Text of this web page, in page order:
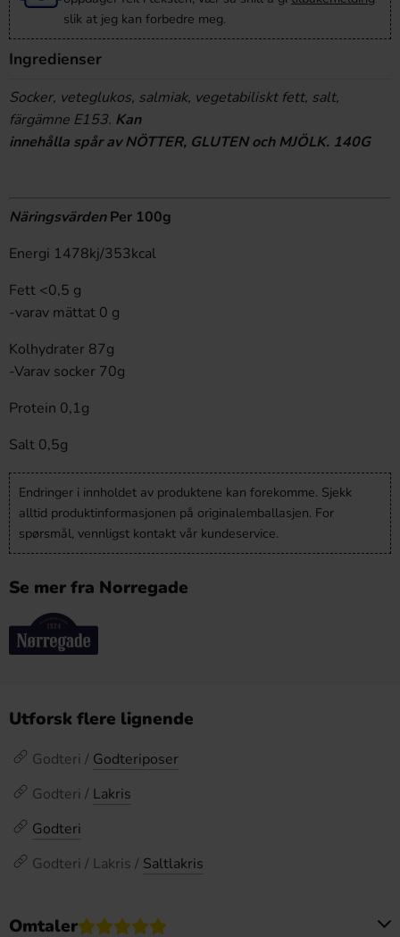
slik at jeg kan forbedre meg.
Ingredienser
Socker, veteglukos, salmiak, vegetabiliskt fett, salt,
färgämne E153. Kan
innehålla spår av NÖTTER, GLUTEN och MJÖLK. 140G
NäringsvärdenPer 100g
Energi 1478kj/353kcal
Fett <0,5 g
-varav mättat 0 g
Kolhydrater 87g
-Varav socker 70g
Protein 0,1g
Salt 0,5g
Endringer i innholdet av produktene kan forekomme. Sjekk
alltid produktinformasjonen på originalemballasjen. For
spørsmål, vennligst kontakt vår kundeservice.
Se mer fra Norregade
Utforsk flere lignende
Godteri / Godteriposer
Godteri / Lakris
Godteri
Godteri / Lakris / Saltlakris
Omtaler